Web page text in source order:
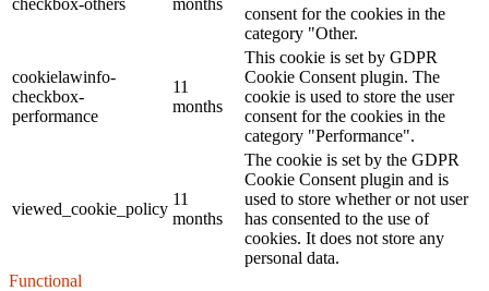
consent for the cookies in the
category "Other.
cookielawinfo-
checkbox-
performance
11
months
This cookie is set by GDPR
Cookie Consent plugin. The
cookie is used to store the user
consent for the cookies in the
category "Performance".
viewed_cookie_policy
11
months
The cookie is set by the GDPR
Cookie Consent plugin and is
used to store whether or not user
has consented to the use of
cookies. It does not store any
personal data.
Functional